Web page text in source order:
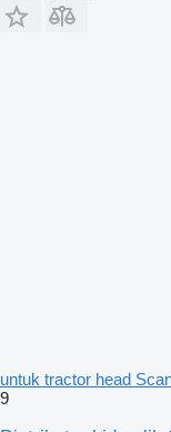
untuk tractor head
9